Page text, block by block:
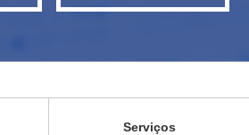
Serviços